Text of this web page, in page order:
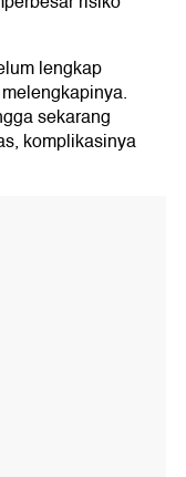
lengkap
sekarang
komplikasinya